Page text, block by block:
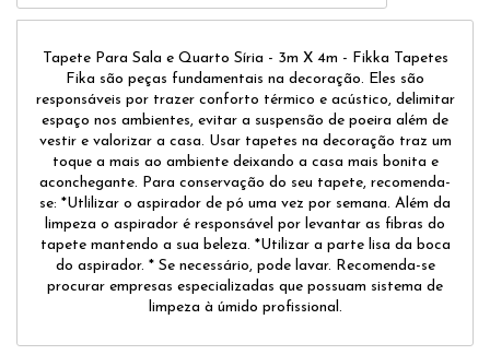
Tapete Para Sala e Quarto Síria - 3m X 4m - Fikka Tapetes
Fika são peças fundamentais na decoração. Eles são
responsáveis por trazer conforto térmico e acústico, delimitar
espaço nos ambientes, evitar a suspensão de poeira além de
vestir e valorizar a casa. Usar tapetes na decoração traz um
toque a mais ao ambiente deixando a casa mais bonita e
aconchegante. Para conservação do seu tapete, recomenda-
se: *Utlilizar o aspirador de pó uma vez por semana. Além da
limpeza o aspirador é responsável por levantar as fibras do
tapete mantendo a sua beleza. *Utilizar a parte lisa da boca
do aspirador. * Se necessário, pode lavar. Recomenda-se
procurar empresas especializadas que possuam sistema de
limpeza à úmido profissional.